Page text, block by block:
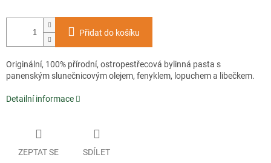
Přidat do košíku
Originální, 100% přírodní, ostropestřecová bylinná pasta s
panenským slunečnicovým olejem, fenyklem, lopuchem a libečkem.
Detailní informace
ZEPTAT SE SDÍLET